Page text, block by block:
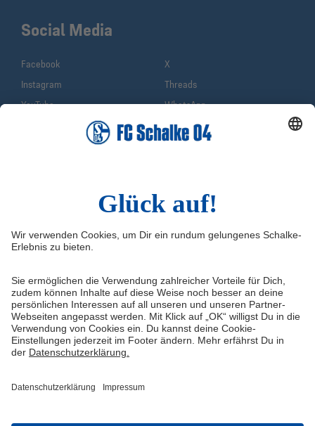
Service & Kontakt
Erklärung zur Barrierefreiheit
Medienportal
Datenschutz
Haftungsausschluss
Tickets
VELTINS-Arena
Knappenschmiede
ERWIN buchen
Social Media
Facebook
X
Instagram
Threads
YouTube
WhatsApp
Sina Weibo